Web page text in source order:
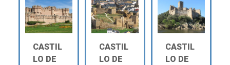
CASTIL
LO DE
CASTIL
LO DE
CASTIL
LO DE